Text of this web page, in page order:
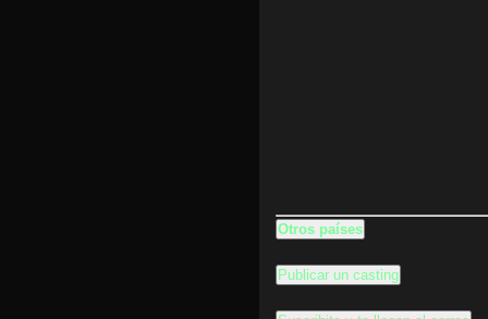
Otros países
Publicar un casting